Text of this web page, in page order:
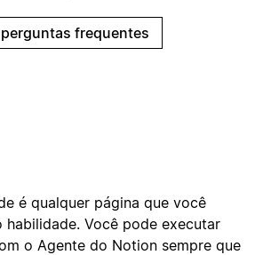
frequentes
é qualquer página que você
habilidade. Você pode executar
o Agente do Notion sempre que